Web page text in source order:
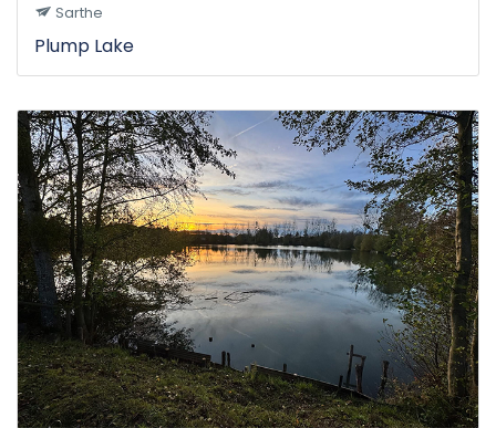
Sarthe
Plump Lake